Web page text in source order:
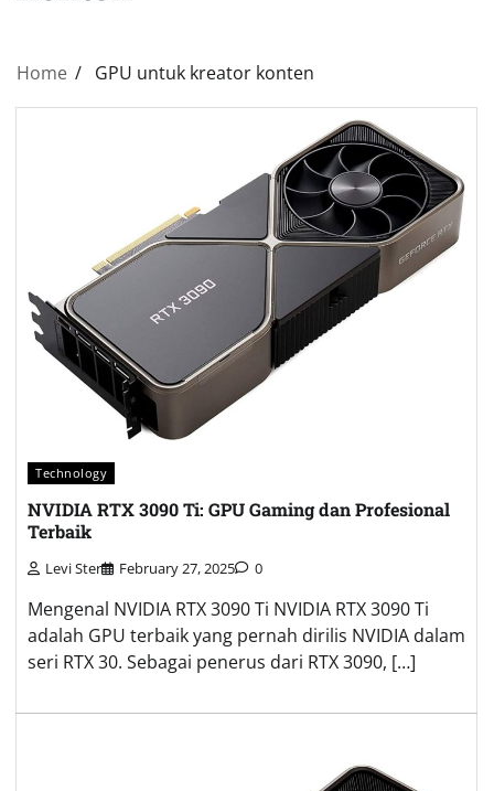
Home GPU untuk kreator konten
Technology
NVIDIA RTX 3090 Ti: GPU Gaming dan Profesional
Terbaik
Levi Ster February 27, 2025 0
Mengenal NVIDIA RTX 3090 Ti NVIDIA RTX 3090 Ti
adalah GPU terbaik yang pernah dirilis NVIDIA dalam
seri RTX 30. Sebagai penerus dari RTX 3090, […]